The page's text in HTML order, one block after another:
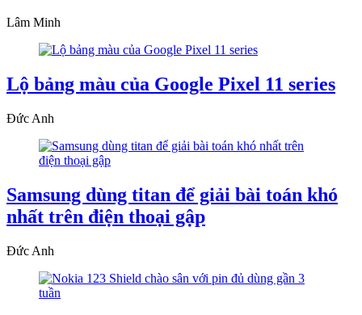
Lâm Minh
Lộ bảng màu của Google Pixel 11 series
Đức Anh
Samsung dùng titan để giải bài toán khó
nhất trên điện thoại gập
Đức Anh